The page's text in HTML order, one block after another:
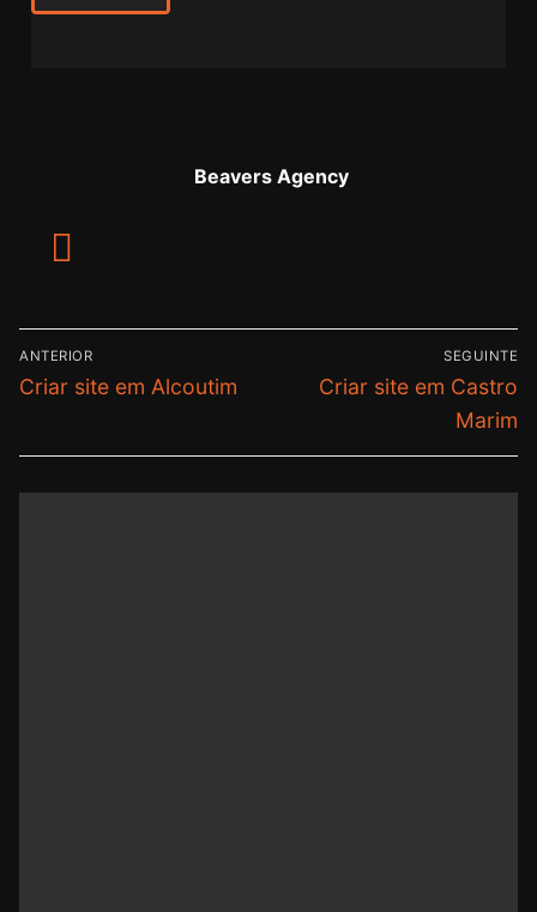
Beavers Agency
ANTERIOR
Criar site em Alcoutim
SEGUINTE
Criar site em Castro
Marim